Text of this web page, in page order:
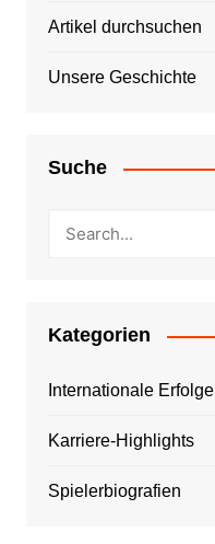
Artikel durchsuchen
Unsere Geschichte
Suche
Kategorien
Internationale Erfolge
Karriere-Highlights
Spielerbiografien